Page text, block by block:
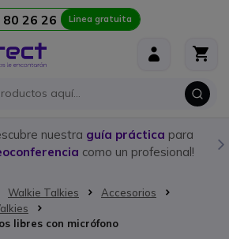
80 26 26 Linea gratuita
nuestra guía práctica para
como un profesional!
Walkie Talkies
Accesorios
libres con micrófono